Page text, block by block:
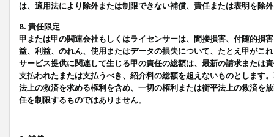
は、適用法により除外または制限できない補償、責任または表明を除
8. 責任限定
甲または甲の関連会社もしくはライセンサーは、間接損害、付随的損
益、利益、のれん、使用またはデータの損失について、たとえ甲がこ
サービス提供に関連して生じる甲の責任の総額は、最新の請求または
支払われたまたは支払うべき、紹介料の総額を超えないものとします
法上の救済を求める権利を含め、一切の権利または衡平法上の救済を
任を制限するものではありません。